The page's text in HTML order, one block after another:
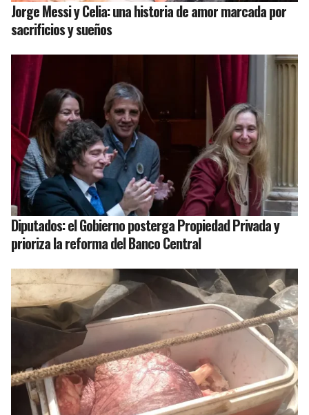
Jorge Messi y Celia: una historia de amor marcada por
sacrificios y sueños
Diputados: el Gobierno posterga Propiedad Privada y
prioriza la reforma del Banco Central